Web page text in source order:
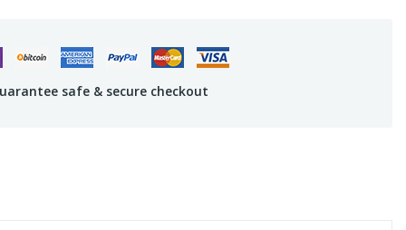
safe & secure checkout